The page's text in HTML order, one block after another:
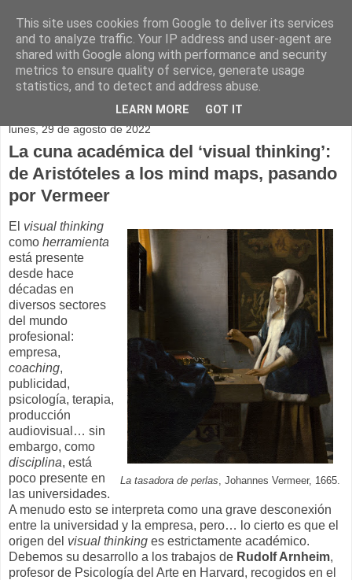
lunes, 29 de agosto de 2022
La cuna académica del ‘visual thinking’:
de Aristóteles a los mind maps, pasando
por Vermeer
La tasadora de perlas , Johannes Vermeer, 1665.
El visual thinking
como herramienta
está presente
desde hace
décadas en
diversos sectores
del mundo
profesional:
empresa,
coaching,
publicidad,
psicología, terapia,
producción
audiovisual… sin
embargo, como
disciplina, está
poco presente en
las universidades.
A menudo esto se interpreta como una grave desconexión
entre la universidad y la empresa, pero… lo cierto es que el
origen del visual thinking es estrictamente académico.
Debemos su desarrollo a los trabajos de Rudolf Arnheim,
profesor de Psicología del Arte en Harvard, recogidos en el
This site uses cookies from Google to deliver its services
and to analyze traffic. Your IP address and user-agent are
shared with Google along with performance and security
metrics to ensure quality of service, generate usage
statistics, and to detect and address abuse.
LEARN MORE GOT IT